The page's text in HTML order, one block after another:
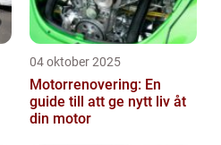
04 oktober 2025
Motorrenovering: En
guide till att ge nytt liv åt
din motor